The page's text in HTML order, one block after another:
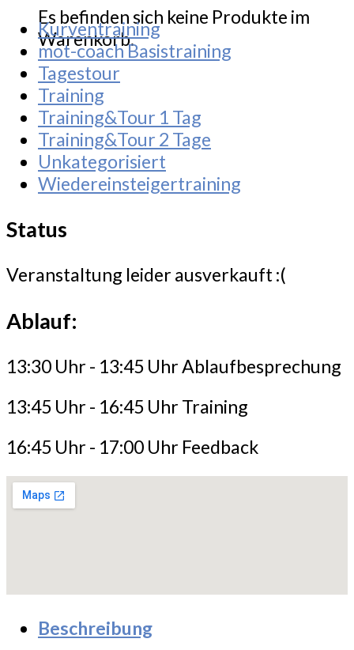
Es befinden sich keine Produkte im
Warenkorb.
Kurventraining
mot-coach Basistraining
Tagestour
Training
Training&Tour 1 Tag
Training&Tour 2 Tage
Unkategorisiert
Wiedereinsteigertraining
Status
Veranstaltung leider ausverkauft :(
Ablauf:
13:30 Uhr - 13:45 Uhr Ablaufbesprechung
13:45 Uhr - 16:45 Uhr Training
16:45 Uhr - 17:00 Uhr Feedback
Beschreibung